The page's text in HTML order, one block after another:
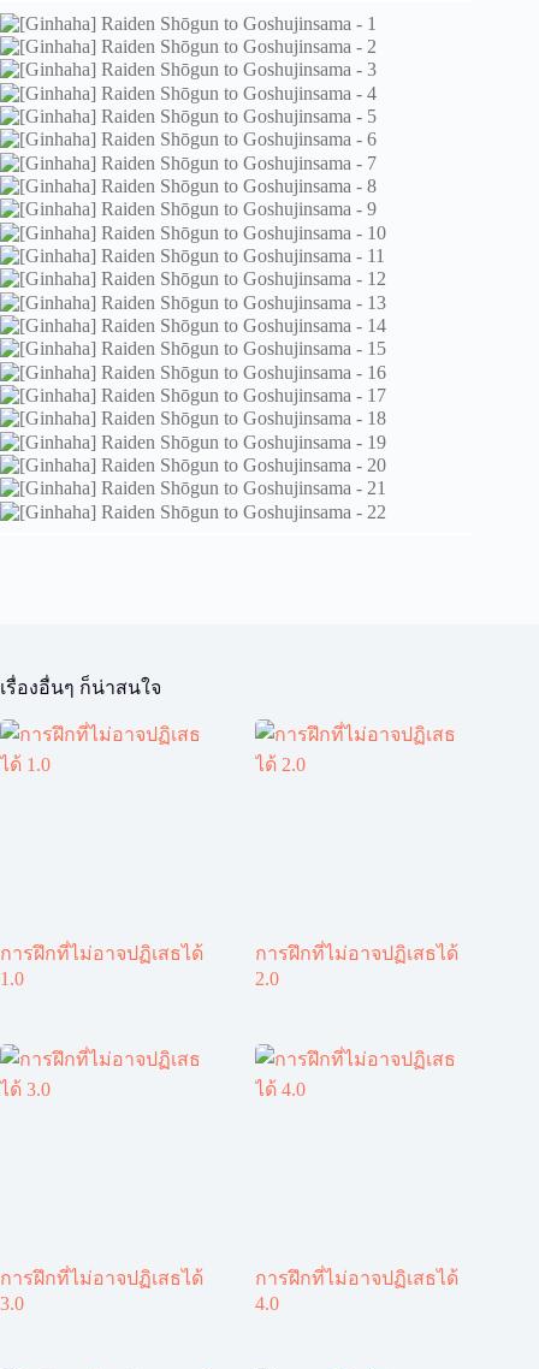
เรื่องอื่นๆ ก็น่าสนใจ
การฝึกที่ไม่อาจปฏิเสธได้
1.0
การฝึกที่ไม่อาจปฏิเสธได้
2.0
การฝึกที่ไม่อาจปฏิเสธได้
3.0
การฝึกที่ไม่อาจปฏิเสธได้
4.0